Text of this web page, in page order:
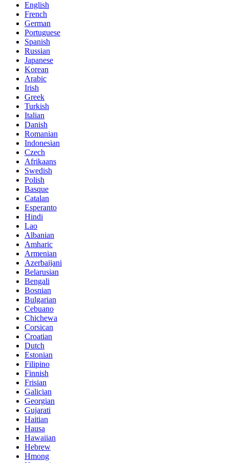
English
French
German
Portuguese
Spanish
Russian
Japanese
Korean
Arabic
Irish
Greek
Turkish
Italian
Danish
Romanian
Indonesian
Czech
Afrikaans
Swedish
Polish
Basque
Catalan
Esperanto
Hindi
Lao
Albanian
Amharic
Armenian
Azerbaijani
Belarusian
Bengali
Bosnian
Bulgarian
Cebuano
Chichewa
Corsican
Croatian
Dutch
Estonian
Filipino
Finnish
Frisian
Galician
Georgian
Gujarati
Haitian
Hausa
Hawaiian
Hebrew
Hmong